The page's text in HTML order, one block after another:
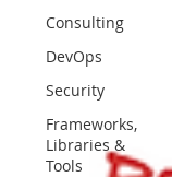
Consulting
DevOps
Security
Frameworks,
Libraries &
Tools